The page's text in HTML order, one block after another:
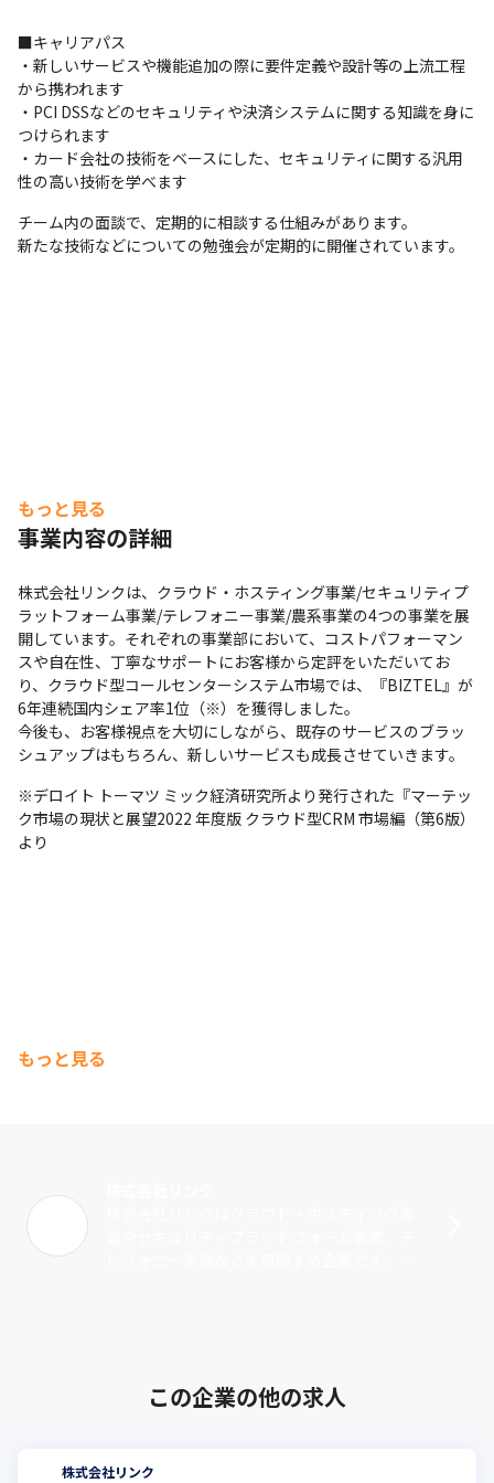
■キャリアパス
・新しいサービスや機能追加の際に要件定義や設計等の上流工程
から携われます
・PCI DSSなどのセキュリティや決済システムに関する知識を身に
つけられます
・カード会社の技術をベースにした、セキュリティに関する汎用
性の高い技術を学べます
チーム内の面談で、定期的に相談する仕組みがあります。
新たな技術などについての勉強会が定期的に開催されています。
もっと見る
事業内容の詳細
株式会社リンクは、クラウド・ホスティング事業/セキュリティプ
ラットフォーム事業/テレフォニー事業/農系事業の4つの事業を展
開しています。それぞれの事業部において、コストパフォーマン
スや自在性、丁寧なサポートにお客様から定評をいただいてお
り、クラウド型コールセンターシステム市場では、『BIZTEL』が
6年連続国内シェア率1位（※）を獲得しました。
今後も、お客様視点を大切にしながら、既存のサービスのブラッ
シュアップはもちろん、新しいサービスも成長させていきます。
※デロイト トーマツ ミック経済研究所より発行された『マーテッ
ク市場の現状と展望2022 年度版 クラウド型CRM 市場編（第6版）
より
もっと見る
この企業の他の求人
株式会社リンク